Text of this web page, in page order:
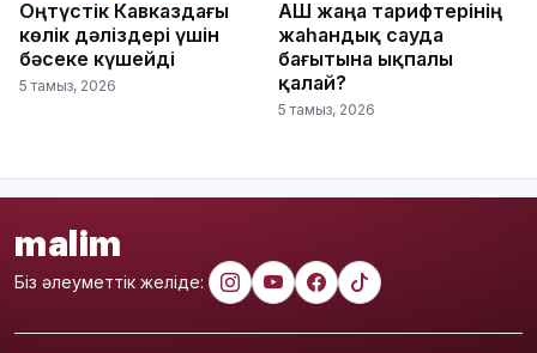
Оңтүстік Кавказдағы
көлік дәліздері үшін
бәсеке күшейді
5 тамыз, 2026
АҚШ жаңа тарифтерінің
жаһандық сауда
бағытына ықпалы
қалай?
5 тамыз, 2026
malim
Біз әлеуметтік желіде: